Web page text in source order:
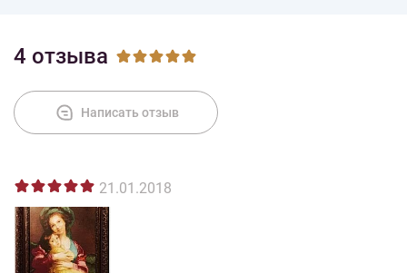
4 отзыва
Написать отзыв
21.01.2018